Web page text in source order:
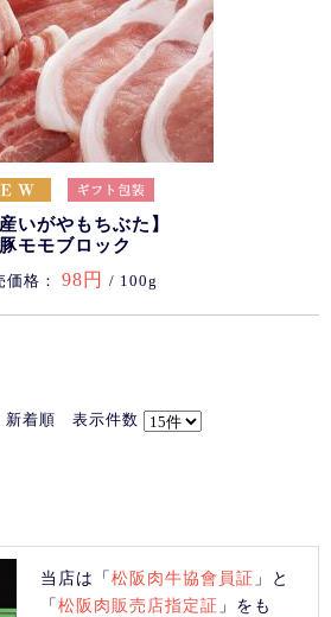
産いがやもちぶた】
豚モモブロック
価格： 98円 / 100g
新着順 表示件数
当店は「松阪肉牛協會員証 」と
「松阪肉販売店指定証 」をも